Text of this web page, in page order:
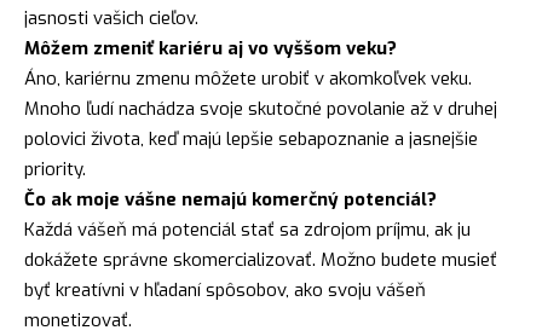
jasnosti vašich cieľov.
Môžem zmeniť kariéru aj vo vyššom veku?
Áno, kariérnu zmenu môžete urobiť v akomkoľvek veku.
Mnoho ľudí nachádza svoje skutočné povolanie až v druhej
polovici života, keď majú lepšie sebapoznanie a jasnejšie
priority.
Čo ak moje vášne nemajú komerčný potenciál?
Každá vášeň má potenciál stať sa zdrojom príjmu, ak ju
dokážete správne skomercializovať. Možno budete musieť
byť kreatívni v hľadaní spôsobov, ako svoju vášeň
monetizovať.